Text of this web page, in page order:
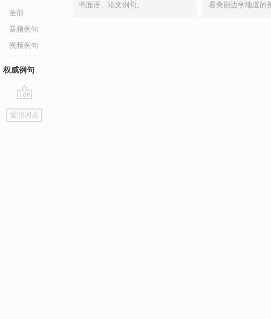
全部
音频例句
视频例句
权威例句
go
top
返回词典
书面语、论文例句。
看美剧边学地道的